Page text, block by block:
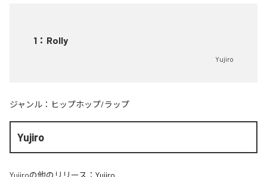
1 ： Rolly
Yujiro
ジャンル： ヒップホップ/ラップ
Yujiro